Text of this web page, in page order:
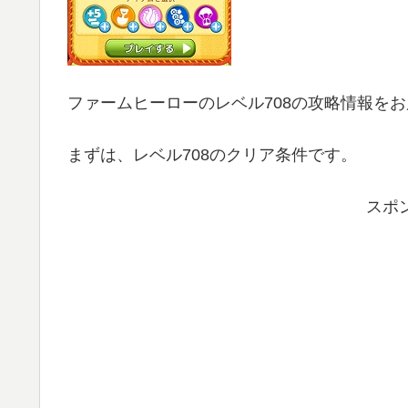
ファームヒーローのレベル708の攻略情報をお
まずは、レベル708のクリア条件です。
スポ